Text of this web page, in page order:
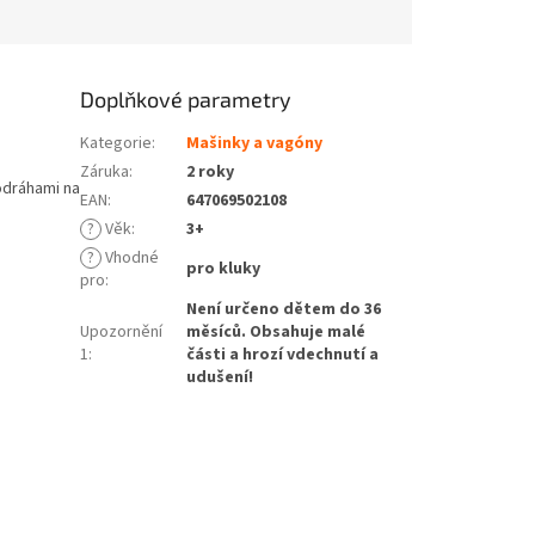
na
Doplňkové parametry
Kategorie:
Mašinky a vagóny
Záruka:
2 roky
EAN:
647069502108
? Věk:
3+
? Vhodné
pro: pro kluky
Upozornění
1:
Není určeno dětem do 36
měsíců. Obsahuje malé
části a hrozí vdechnutí a
udušení!